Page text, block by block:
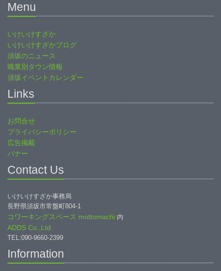
Menu
いけいけすざか
いけいけすざかブログ
須坂のニュース
職業別タウン情報
須坂イベントカレンダー
Links
お問合せ
プライバシーポリシー
広告掲載
バナー
Contact Us
いけいけすざか事務局
長野県須坂市常盤町804-1
コワーキングスペース mottomachi 内
ADDS Co.,Ltd.
TEL:090-9660-2399
Information